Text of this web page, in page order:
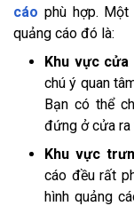
cáo phù hợp.
quảng cáo đó là:
Khu vực cửa
chú ý quan
Bạn có thể
đứng ở cửa ra
Khu vực
cáo đều rất
hình quảng